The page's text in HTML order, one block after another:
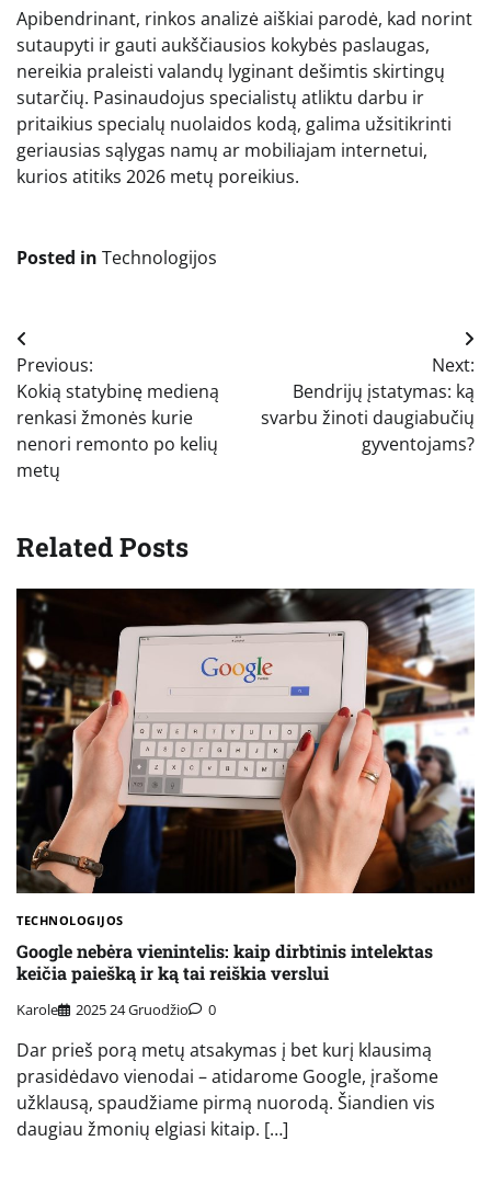
Apibendrinant, rinkos analizė aiškiai parodė, kad norint
sutaupyti ir gauti aukščiausios kokybės paslaugas,
nereikia praleisti valandų lyginant dešimtis skirtingų
sutarčių. Pasinaudojus specialistų atliktu darbu ir
pritaikius specialų nuolaidos kodą, galima užsitikrinti
geriausias sąlygas namų ar mobiliajam internetui,
kurios atitiks 2026 metų poreikius.
Posted in Technologijos
Navigacija
tarp
įrašų
Previous:
Kokią statybinę medieną
renkasi žmonės kurie
nenori remonto po kelių
metų
Next:
Bendrijų įstatymas: ką
svarbu žinoti daugiabučių
gyventojams?
Related Posts
TECHNOLOGIJOS
Google nebėra vienintelis: kaip dirbtinis intelektas
keičia paiešką ir ką tai reiškia verslui
Karole 2025 24 Gruodžio 0
Dar prieš porą metų atsakymas į bet kurį klausimą
prasidėdavo vienodai – atidarome Google, įrašome
užklausą, spaudžiame pirmą nuorodą. Šiandien vis
daugiau žmonių elgiasi kitaip. […]